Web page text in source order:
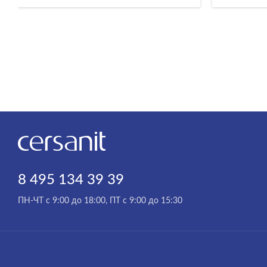
8 495 134 39 39
ПН-ЧТ с 9:00 до 18:00, ПТ с 9:00 до 15:30